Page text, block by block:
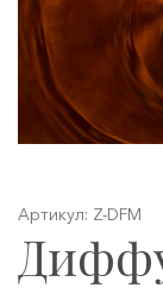
Артикул: Z-DFM